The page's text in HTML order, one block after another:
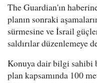
The Guardian'ın
planın sonraki
sürmesine ve İsrail
saldırılar düzenlemeye
Konuya dair bilgi sahibi
plan kapsamında 100